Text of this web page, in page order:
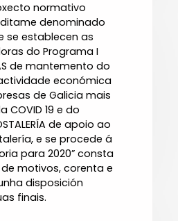
normativo
denominado
se establecen as
do Programa I
de mantemento do
económica
de Galicia mais
19 e do
de apoio ao
e se procede á
para 2020” consta
de motivos, corenta e
disposición
finais.